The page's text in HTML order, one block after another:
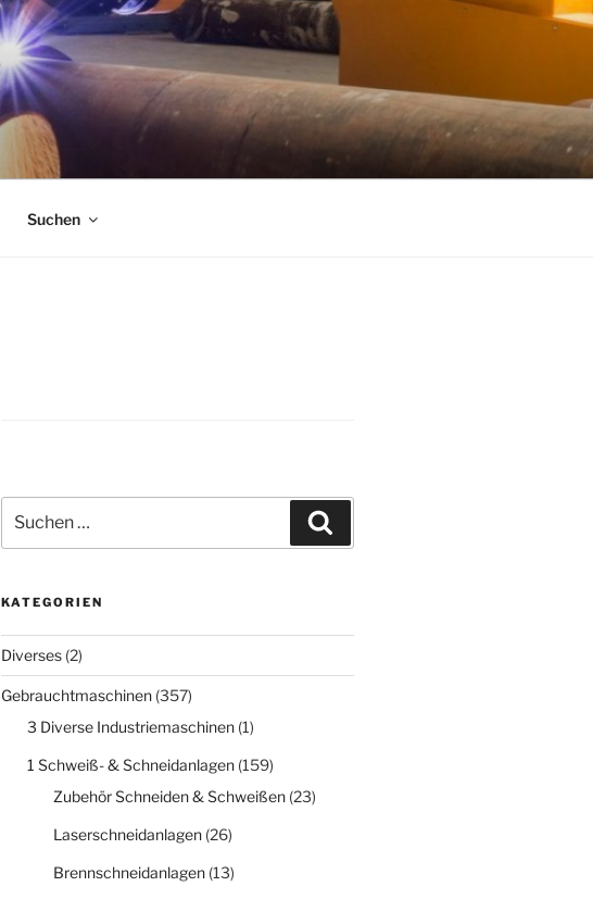
Suchen
nach:
KATEGORIEN
Diverses(2)
Gebrauchtmaschinen(357)
3 Diverse Industriemaschinen(1)
1 Schweiß- & Schneidanlagen(159)
Zubehör Schneiden & Schweißen(23)
Laserschneidanlagen(26)
Brennschneidanlagen(13)